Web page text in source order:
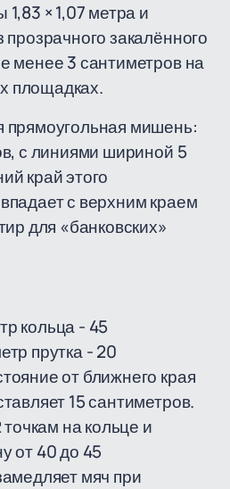
× 1,07 метра и
прозрачного закалённого
менее 3 сантиметров на
площадках.
прямоугольная мишень:
с линиями шириной 5
край этого
с верхним краем
для «банковских»
кольца - 45
прутка - 20
от ближнего края
15 сантиметров.
точкам на кольце и
от 40 до 45
мяч при